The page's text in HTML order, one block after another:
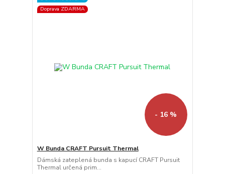
Doprava ZDARMA
- 16 %
W Bunda CRAFT Pursuit Thermal
Dámská zateplená bunda s kapucí CRAFT Pursuit
Thermal určená prim...